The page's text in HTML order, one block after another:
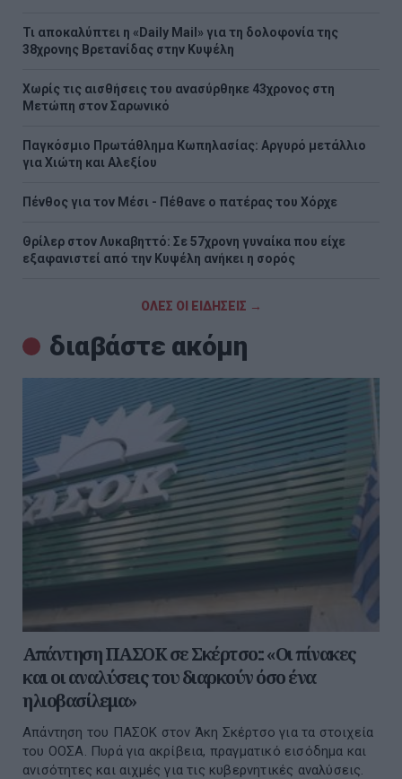
Τι αποκαλύπτει η «Daily Mail» για τη δολοφονία της
38χρονης Βρετανίδας στην Κυψέλη
Χωρίς τις αισθήσεις του ανασύρθηκε 43χρονος στη
Μετώπη στον Σαρωνικό
Παγκόσμιο Πρωτάθλημα Κωπηλασίας: Αργυρό μετάλλιο
για Χιώτη και Αλεξίου
Πένθος για τον Μέσι - Πέθανε ο πατέρας του Χόρχε
Θρίλερ στον Λυκαβηττό: Σε 57χρονη γυναίκα που είχε
εξαφανιστεί από την Κυψέλη ανήκει η σορός
ΟΛΕΣ ΟΙ ΕΙΔΗΣΕΙΣ →
διαβάστε ακόμη
Απάντηση ΠΑΣΟΚ σε Σκέρτσο:: «Οι πίνακες
και οι αναλύσεις του διαρκούν όσο ένα
ηλιοβασίλεμα»
Απάντηση του ΠΑΣΟΚ στον Άκη Σκέρτσο για τα στοιχεία
του ΟΟΣΑ. Πυρά για ακρίβεια, πραγματικό εισόδημα και
ανισότητες και αιχμές για τις κυβερνητικές αναλύσεις.